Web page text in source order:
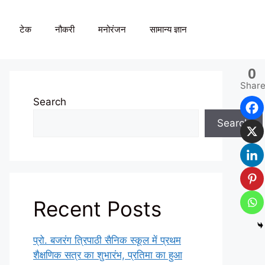
टेक नौकरी मनोरंजन सामान्य ज्ञान
0
Search
Search
Recent Posts
प्रो. बजरंग त्रिपाठी सैनिक स्कूल में प्रथम
शैक्षणिक सत्र का शुभारंभ, प्रतिमा का हुआ